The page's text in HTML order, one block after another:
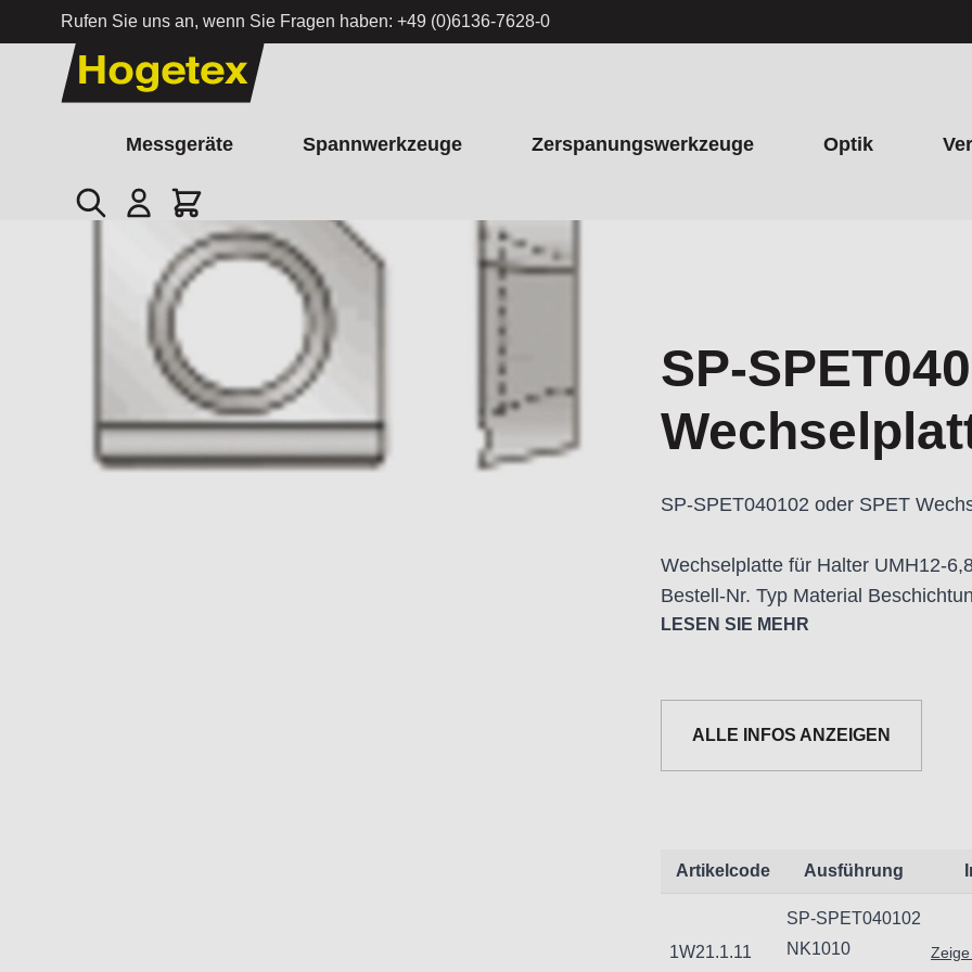
Rufen Sie uns an, wenn Sie Fragen haben: +49 (0)6136-7628-0
Zum Inhalt springen
Messgeräte Spannwerkzeuge Zerspanungswerkzeuge Optik
Suche Cart
SP-SPET040102 oder SPET Wechselplatte
SP-
SP-SPET040102 oder SPET
Wechselplatte für Halter UMH12-
Bestell-Nr. Typ Material
1W21.1.11 SP-SPET040102
Wechselplatte für Halter UMH12-
Bestell-Nr. Typ Material
1W21.1.23 SPET040102 NK6060
Wechselplatte für Halter UMH12-
UM12-16S:
LESEN SIE MEHR
ALLE INFOS ANZEIGEN
Artikelcode Ausführung
1W21.1.11
SP-SPET040102
NK1010